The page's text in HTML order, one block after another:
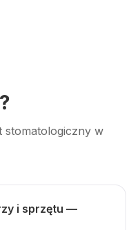
stomatologiczny w
i sprzętu —